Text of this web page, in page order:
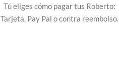
Tú eliges cómo pagar tus Roberto:
Tarjeta, Pay Pal o contra reembolso.